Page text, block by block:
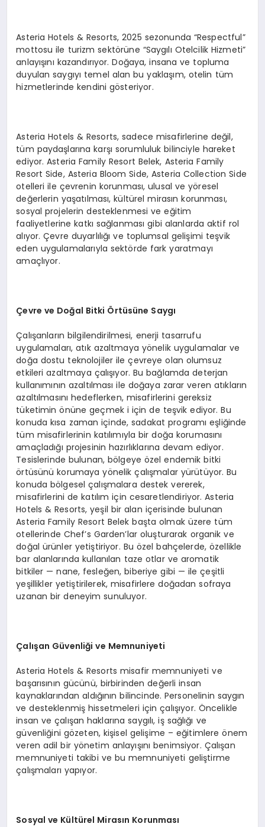
Asteria Hotels & Resorts, 2025 sezonunda “Respectful”
mottosu ile turizm sektörüne “Saygılı Otelcilik Hizmeti”
anlayışını kazandırıyor. Doğaya, insana ve topluma
duyulan saygıyı temel alan bu yaklaşım, otelin tüm
hizmetlerinde kendini gösteriyor.
Asteria Hotels & Resorts, sadece misafirlerine değil,
tüm paydaşlarına karşı sorumluluk bilinciyle hareket
ediyor. Asteria Family Resort Belek, Asteria Family
Resort Side, Asteria Bloom Side, Asteria Collection Side
otelleri ile çevrenin korunması, ulusal ve yöresel
değerlerin yaşatılması, kültürel mirasın korunması,
sosyal projelerin desteklenmesi ve eğitim
faaliyetlerine katkı sağlanması gibi alanlarda aktif rol
alıyor. Çevre duyarlılığı ve toplumsal gelişimi teşvik
eden uygulamalarıyla sektörde fark yaratmayı
amaçlıyor.
Çevre ve Doğal Bitki Örtüsüne Saygı
Çalışanların bilgilendirilmesi, enerji tasarrufu
uygulamaları, atık azaltmaya yönelik uygulamalar ve
doğa dostu teknolojiler ile çevreye olan olumsuz
etkileri azaltmaya çalışıyor. Bu bağlamda deterjan
kullanımının azaltılması ile doğaya zarar veren atıkların
azaltılmasını hedeflerken, misafirlerini gereksiz
tüketimin önüne geçmek i için de teşvik ediyor. Bu
konuda kısa zaman içinde, sadakat programı eşliğinde
tüm misafirlerinin katılımıyla bir doğa korumasını
amaçladığı projesinin hazırlıklarına devam ediyor.
Tesislerinde bulunan, bölgeye özel endemik bitki
örtüsünü korumaya yönelik çalışmalar yürütüyor. Bu
konuda bölgesel çalışmalara destek vererek,
misafirlerini de katılım için cesaretlendiriyor. Asteria
Hotels & Resorts, yeşil bir alan içerisinde bulunan
Asteria Family Resort Belek başta olmak üzere tüm
otellerinde Chef’s Garden’lar oluşturarak organik ve
doğal ürünler yetiştiriyor. Bu özel bahçelerde, özellikle
bar alanlarında kullanılan taze otlar ve aromatik
bitkiler — nane, fesleğen, biberiye gibi — ile çeşitli
yeşillikler yetiştirilerek, misafirlere doğadan sofraya
uzanan bir deneyim sunuluyor.
Çalışan Güvenliği ve Memnuniyeti
Asteria Hotels & Resorts misafir memnuniyeti ve
başarısının gücünü, birbirinden değerli insan
kaynaklarından aldığının bilincinde. Personelinin saygın
ve desteklenmiş hissetmeleri için çalışıyor. Öncelikle
insan ve çalışan haklarına saygılı, iş sağlığı ve
güvenliğini gözeten, kişisel gelişime – eğitimlere önem
veren adil bir yönetim anlayışını benimsiyor. Çalışan
memnuniyeti takibi ve bu memnuniyeti geliştirme
çalışmaları yapıyor.
Sosyal ve Kültürel Mirasın Korunması